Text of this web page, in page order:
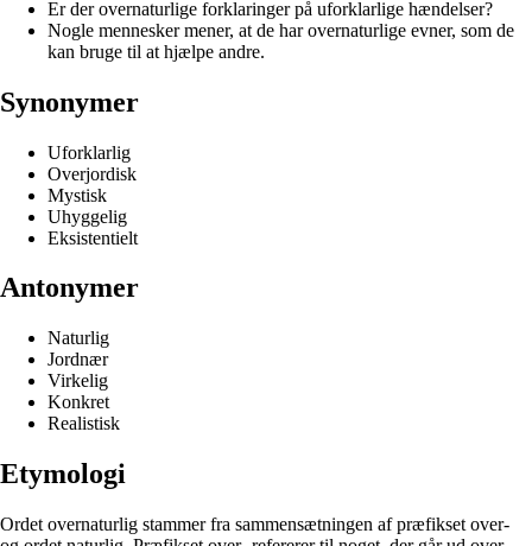
Er der overnaturlige forklaringer på uforklarlige hændelser?
Nogle mennesker mener, at de har overnaturlige evner, som de
kan bruge til at hjælpe andre.
Synonymer
Uforklarlig
Overjordisk
Mystisk
Uhyggelig
Eksistentielt
Antonymer
Naturlig
Jordnær
Virkelig
Konkret
Realistisk
Etymologi
Ordet overnaturlig stammer fra sammensætningen af præfikset over-